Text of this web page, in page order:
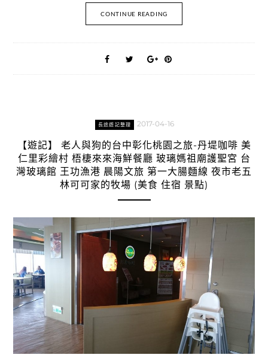
CONTINUE READING
長途遊記整理 2017-04-16
【遊記】 老人與狗的台中彰化桃園之旅-丹堤咖啡 美
仁里彩繪村 梧棲來來海鮮餐廳 玻璃媽祖廟護聖宮 台
灣玻璃館 王功漁港 晨陽文旅 第一大腸麵線 夜市老五
林可可家的牧場 (美食 住宿 景點)